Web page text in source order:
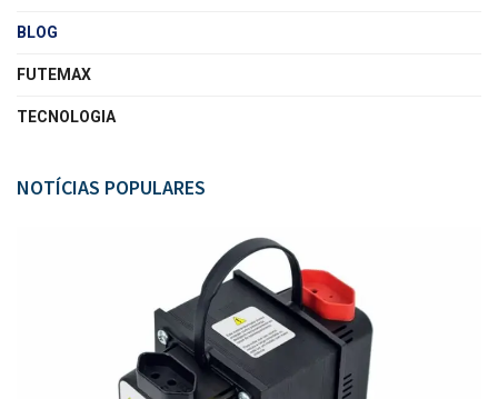
BLOG
FUTEMAX
TECNOLOGIA
NOTÍCIAS POPULARES